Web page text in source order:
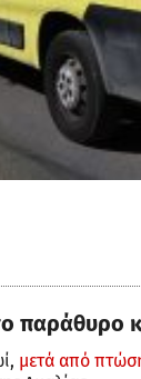
παράθυρο
μετά από